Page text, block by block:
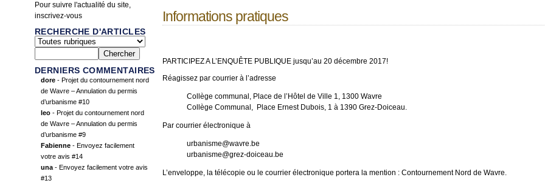
Pour suivre l'actualité du site,
inscrivez-vous
RECHERCHE D'ARTICLES
DERNIERS COMMENTAIRES
dore - Projet du contournement nord
de Wavre – Annulation du permis
d’urbanisme #10
leo - Projet du contournement nord
de Wavre – Annulation du permis
d’urbanisme #9
Fabienne - Envoyez facilement
votre avis #14
una - Envoyez facilement votre avis
#13
Informations pratiques
PARTICIPEZ A L’ENQUÊTE PUBLIQUE jusqu’au 20 décembre 2017!
Réagissez par courrier à l’adresse
Collège communal, Place de l’Hôtel de Ville 1, 1300 Wavre
Collège Communal, Place Ernest Dubois, 1 à 1390 Grez-Doiceau.
Par courrier électronique à
urbanisme@wavre.be
urbanisme@grez-doiceau.be
L’enveloppe, la télécopie ou le courrier électronique portera la mention : Contournement Nord de Wavre.